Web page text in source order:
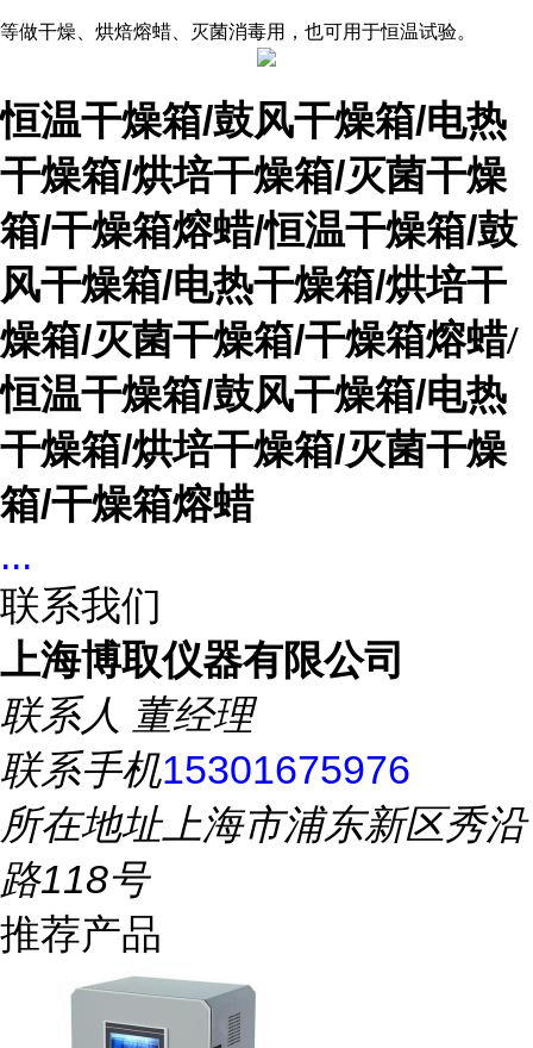
等做干燥、烘焙熔蜡 、灭菌消毒用，也可用于恒温试验。
恒温干燥箱/鼓风干燥箱/电热
干燥箱/烘培干燥箱/灭菌干燥
箱/干燥箱熔蜡/恒温干燥箱/鼓
风干燥箱/电热干燥箱/烘培干
燥箱/灭菌干燥箱/干燥箱熔蜡/
恒温干燥箱/鼓风干燥箱/电热
干燥箱/烘培干燥箱/灭菌干燥
箱/干燥箱熔蜡
...
联系我们
上海博取仪器有限公司
联系人 董经理
联系手机15301675976
所在地址上海市浦东新区秀沿
路118号
推荐产品